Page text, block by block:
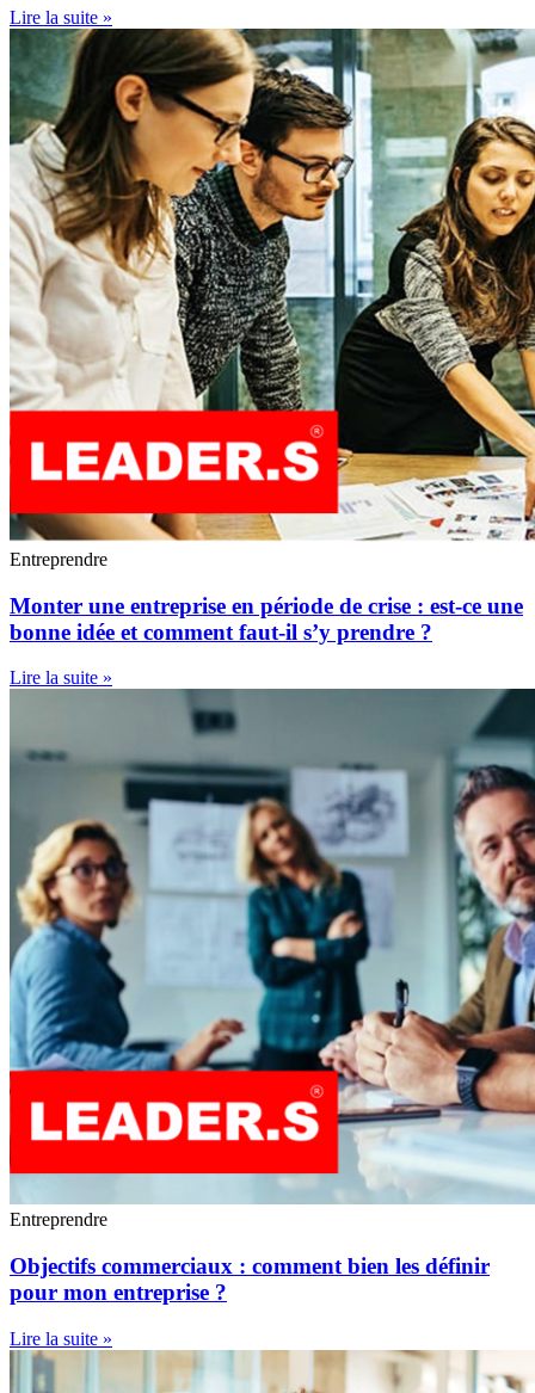
Lire la suite »
Entreprendre
Monter une entreprise en période de crise : est-ce une
bonne idée et comment faut-il s’y prendre ?
Lire la suite »
Entreprendre
Objectifs commerciaux : comment bien les définir
pour mon entreprise ?
Lire la suite »